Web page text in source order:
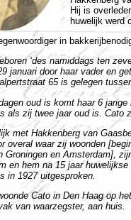
Hij is
huwelijk werd
in
‘des namiddags ten
januari door haar vader en
65 is gelegen
oud is komt haar 6
als zij twee jaar oud is. Cato
met Hakkenberg van
overal waar zij woonden
Groningen en Amsterdam],
en hem na 15 jaar
in 1927 uitgesproken.
Cato in Den Haag op
van waarzegster, aan huis.